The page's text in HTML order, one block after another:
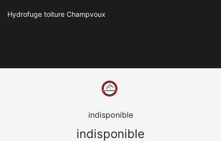
Hydrofuge toiture Champvoux
indisponible
indisponible